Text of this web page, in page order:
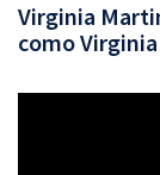
Virginia
como